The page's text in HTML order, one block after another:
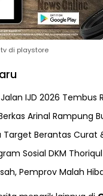
di playstore
IJD 2026 Tembus
Arinal Rampung
Target Berantas Curat
Sosial DKM
Pemprov Malah